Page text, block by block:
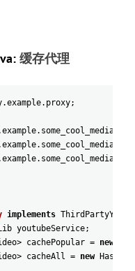
缓存代理
.example. proxy;
example.
example.
example.
implements
youtubeService;
> cachePopular = new
> cacheAll = new HashMap